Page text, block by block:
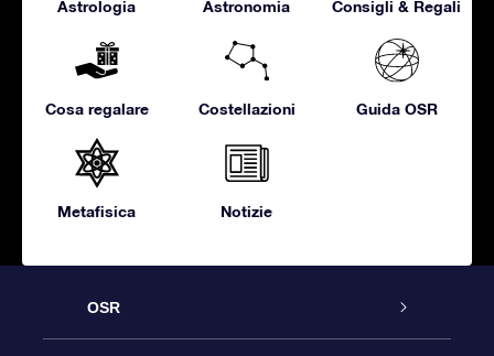
Astrologia Astronomia Consigli & Regali
Cosa regalare Costellazioni Guida OSR
Metafisica Notizie
OSR